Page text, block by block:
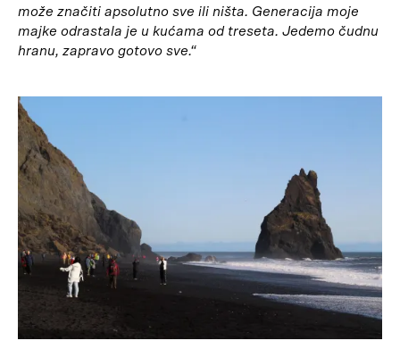
može značiti apsolutno sve ili ništa. Generacija moje
majke odrastala je u kućama od treseta. Jedemo čudnu
hranu, zapravo gotovo sve.“